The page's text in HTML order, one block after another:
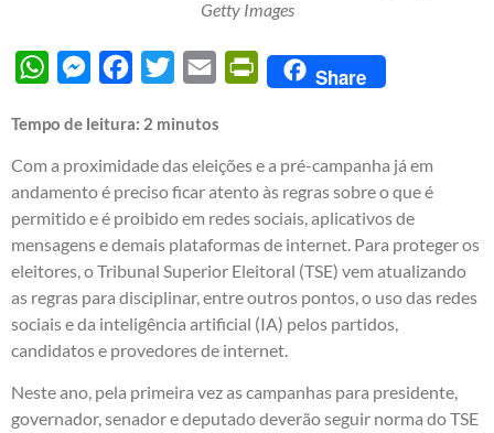
Getty Images
WhatsAppMessengerFacebook
Twitter Email PrintFriendly
Share
Tempo de leitura: 2 minutos
Com a proximidade das eleições e a pré-campanha já em
andamento é preciso ficar atento às regras sobre o que é
permitido e é proibido em redes sociais, aplicativos de
mensagens e demais plataformas de internet. Para proteger os
eleitores, o Tribunal Superior Eleitoral (TSE) vem atualizando
as regras para disciplinar, entre outros pontos, o uso das redes
sociais e da inteligência artificial (IA) pelos partidos,
candidatos e provedores de internet.
Neste ano, pela primeira vez as campanhas para presidente,
governador, senador e deputado deverão seguir norma do TSE